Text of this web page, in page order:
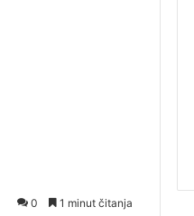
0 1 minut čitanja